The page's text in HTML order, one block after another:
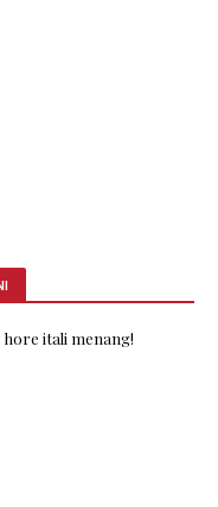
hore itali menang!